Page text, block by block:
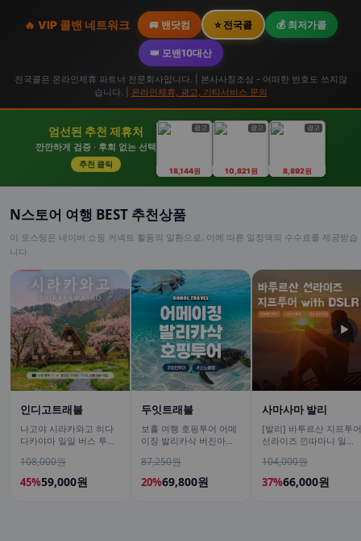
🔥 VIP 콜밴 네트워크 🚐 밴닷컴 ⭐ 전국콜 💰 최저가콜
👑 모밴10대산
전국콜은 온라인제휴 파트너 전문회사입니다. | 본사사칭조심 - 어떠한 번호도 쓰지않
습니다. |
온라인제휴, 광고, 기타서비스 문의
엄선된 추천 제휴처
깐깐하게 검증 · 후회 없는 선택
추천 클릭
광고
18,144원
광고
10,821원
광고
8,892원
N스토어 여행 BEST 추천상품
이 포스팅은 네이버 쇼핑 커넥트 활동의 일환으로, 이에 따른 일정액의 수수료를 제공받습
니다.
인디고트래블
나고야 시라카와고 히다
다카야마 일일 버스 투어
108,000원
45%59,000원
두잇트래블
보홀 여행 호핑투어 어메
이징 발리카삭 버진아일
랍 포함
87,250원
20%69,800원
사마사마 발리
[발리] 바투르산 지프투어
선라이즈 낀따마니 일출
택시투어
104,000원
37%66,000원
▶